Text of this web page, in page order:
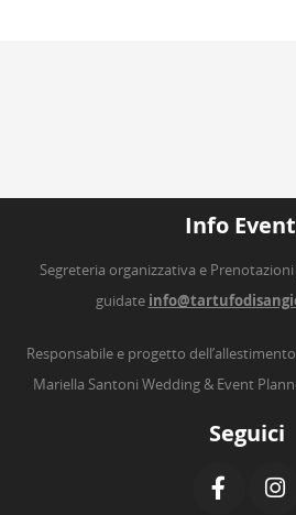
Info
Segreteria organizzativa e
guidate
Responsabile e progetto
Mariella Santoni Wedding & Event
Seguici